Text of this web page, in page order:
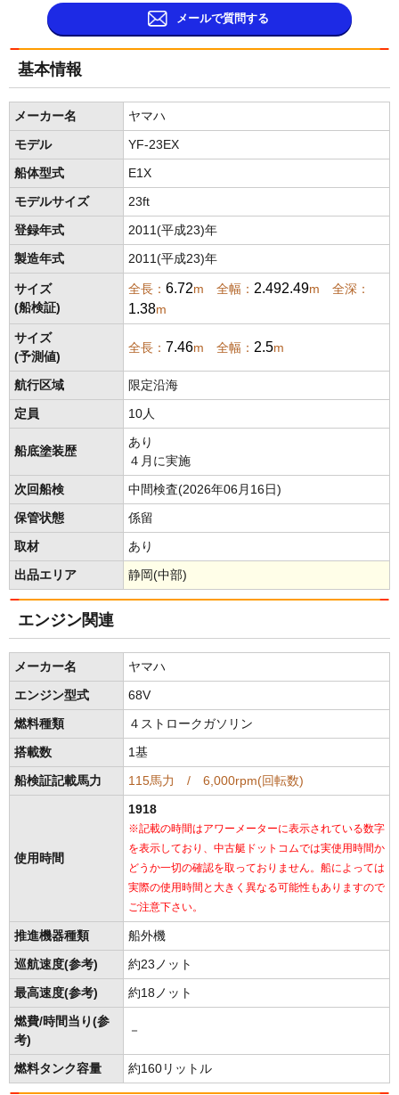
メールで質問する
基本情報
メーカー名 ヤマハ
モデル YF-23EX
船体型式 E1X
モデルサイズ 23ft
登録年式 2011(平成23)年
製造年式 2011(平成23)年
サイズ
(船検証)
全長： 6.72m 全幅： 2.492.49m 全深：
1.38m
サイズ
(予測値)
全長： 7.46m 全幅： 2.5m
航行区域 限定沿海
定員 10人
船底塗装歴
あり
４月に実施
次回船検 中間検査(2026年06月16日)
保管状態 係留
取材 あり
出品エリア 静岡(中部)
エンジン関連
メーカー名 ヤマハ
エンジン型式 68V
燃料種類 ４ストロークガソリン
搭載数 1基
船検証記載馬力 115馬力 / 6,000rpm(回転数)
使用時間
1918
※記載の時間はアワーメーターに表示されている数字
を表示しており、中古艇ドットコムでは実使用時間か
どうか一切の確認を取っておりません。船によっては
実際の使用時間と大きく異なる可能性もありますので
ご注意下さい。
推進機器種類 船外機
巡航速度(参考) 約23ノット
最高速度(参考) 約18ノット
燃費/時間当り(参
考)
－
燃料タンク容量 約160リットル